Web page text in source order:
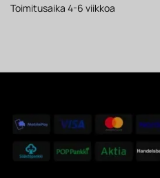
1
431 €.
1
116 €.
Toimitusaika 4-6 viikkoa